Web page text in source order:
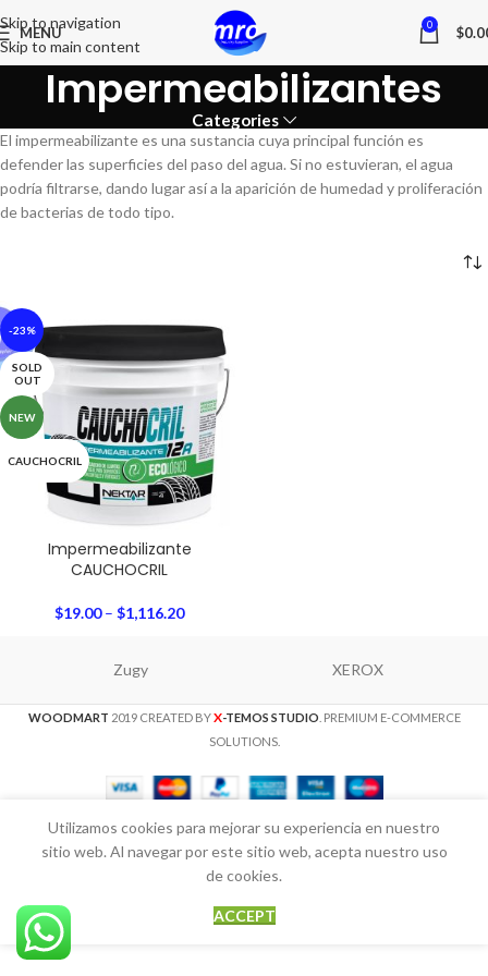
Skip to navigation
Skip to main content
MENU 0 $
Impermeabilizantes
Categories
El impermeabilizante es una sustancia cuya principal función es
defender las superficies del paso del agua. Si no estuvieran, el agua
podría filtrarse, dando lugar así a la aparición de humedad y proliferación
de bacterias de todo tipo.
-23%
SOLD
OUT
NEW
CAUCHOCRIL
Impermeabilizante
CAUCHOCRIL
$19.00 – $1,116.20
Zugy XEROX
WOODMART 2019 CREATED BYX-TEMOS STUDIO . PREMIUM E-COMMERCE
SOLUTIONS.
Utilizamos cookies para mejorar su experiencia en nuestro
sitio web. Al navegar por este sitio web, acepta nuestro uso
de cookies.
ACCEPT